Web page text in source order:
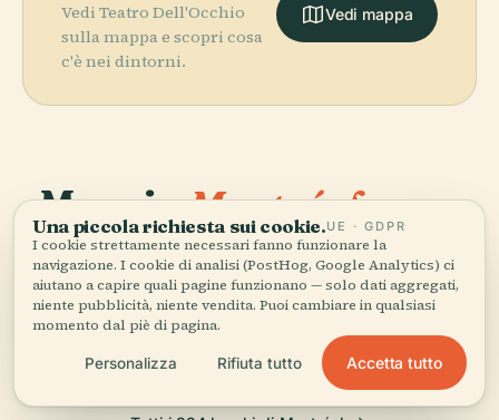
Vedi Teatro Dell'Occhio
sulla mappa e scopri cosa
c'è nei dintorni.
Vedi mappa
More inMontréal.
334 luoghi da scoprire — alcuni da abbinare.
PLACE
Vecchio Porto
di Montreal
PLACE
Museo delle
Belle Arti di
Montréal
PLACE
Giardino
Botanico di
Montreal
PLACE
Forum De
Montréal
Una piccola richiesta sui cookie.UE · GDPR
I cookie strettamente necessari fanno funzionare la
navigazione. I cookie di analisi (PostHog, Google Analytics) ci
aiutano a capire quali pagine funzionano — solo dati aggregati,
niente pubblicità, niente vendita. Puoi cambiare in qualsiasi
momento dal piè di pagina.
Personalizza Rifiuta tutto Accetta tutto